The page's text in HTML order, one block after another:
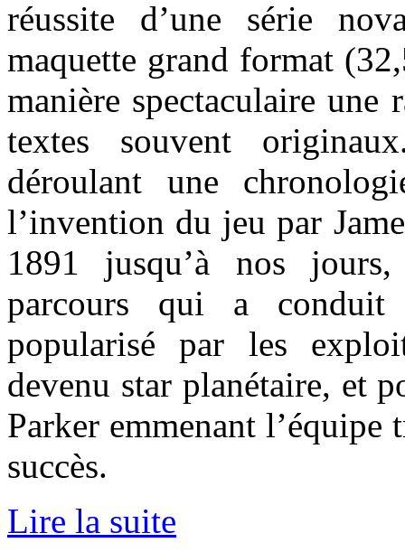
réussite d’une série
maquette grand format
manière spectaculaire une
textes souvent
déroulant une
l’invention du jeu par
1891 jusqu’à nos
parcours qui a conduit
popularisé par les
devenu star planétaire, et
Parker emmenant
succès.
Lire la suite